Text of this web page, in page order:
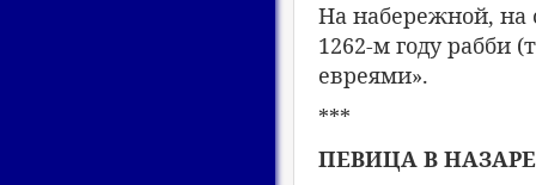
На набережной, на
1262-м году рабби
евреями».
***
ПЕВИЦА В